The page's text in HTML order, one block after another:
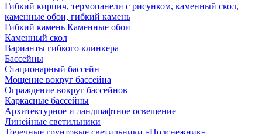
Гибкий кирпич, термопанели с рисунком, каменный скол,
каменные обои, гибкий камень
Гибкий камень Каменные обои
Каменный скол
Варианты гибкого клинкера
Бассейны
Стационарный бассейн
Мощение вокруг бассейна
Ограждение вокруг бассейнов
Каркасные бассейны
Архитектурное и ландшафтное освещение
Линейные светильники
Точечные грунтовые светильники «Подснежник»